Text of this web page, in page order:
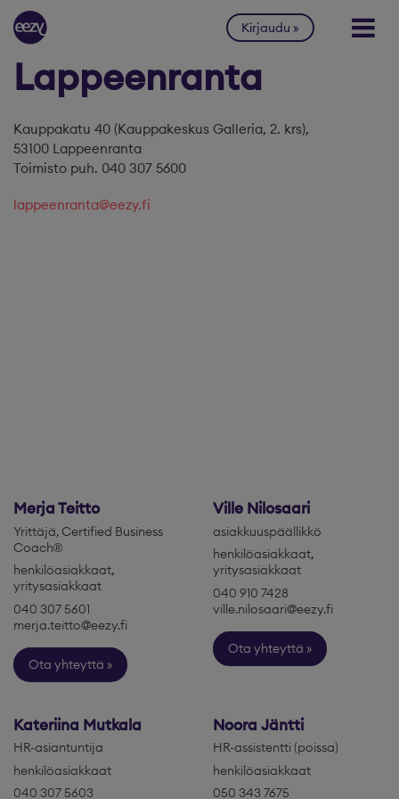
Siirry sisältöön
Kirjaudu
Lappeenranta
Kauppakatu 40 (Kauppakeskus Galleria, 2. krs),
53100 Lappeenranta
Toimisto puh. 040 307 5600
lappeenranta@eezy.fi
Merja Teitto
Yrittäjä, Certified Business
Coach®
henkilöasiakkaat,
yritysasiakkaat
040 307 5601
merja.teitto@eezy.fi
Ota yhteyttä
Ville Nilosaari
asiakkuuspäällikkö
henkilöasiakkaat,
yritysasiakkaat
040 910 7428
ville.nilosaari@eezy.fi
Ota yhteyttä
Kateriina Mutkala
HR-asiantuntija
henkilöasiakkaat
040 307 5603
Noora Jäntti
HR-assistentti (poissa)
henkilöasiakkaat
050 343 7675